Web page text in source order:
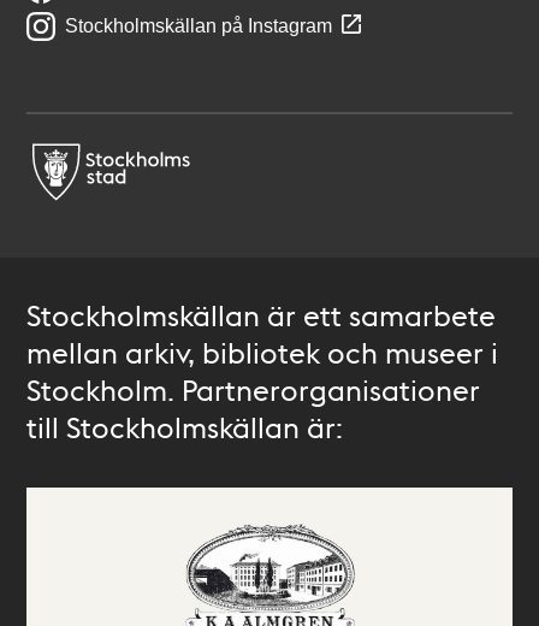
Stockholmskällan på Instagram
Stockholmskällan är ett samarbete
mellan arkiv, bibliotek och museer i
Stockholm. Partnerorganisationer
till Stockholmskällan är: